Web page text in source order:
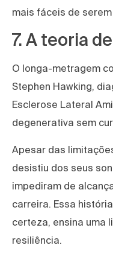
mais fáceis de
7. A teoria
O longa-metragem
Stephen Hawking,
Esclerose Lateral
degenerativa sem
Apesar das
desistiu dos seus
impediram de
carreira. Essa
certeza, ensina uma
resiliência.